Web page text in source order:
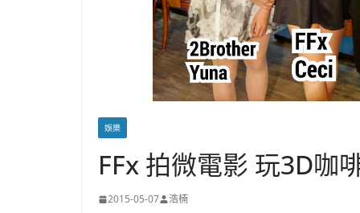
娛樂
FFx 拍微電影 玩3D咖
2015-05-07 浩楠